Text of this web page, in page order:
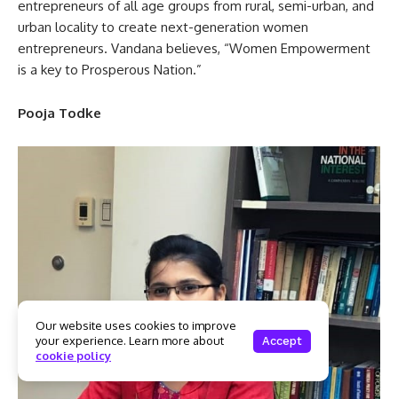
entrepreneurs of all age groups from rural, semi-urban, and
urban locality to create next-generation women
entrepreneurs. Vandana believes, “Women Empowerment
is a key to Prosperous Nation.”
Pooja Todke
Our website uses cookies to improve
your experience. Learn more about
cookie policy
Accept